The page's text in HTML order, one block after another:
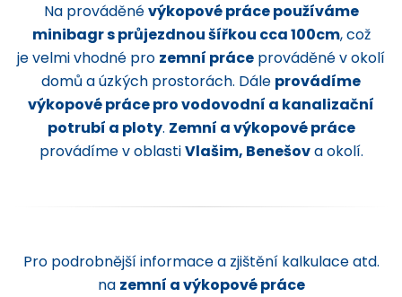
Na prováděnévýkopové práce používáme
minibagr s průjezdnou šířkou cca 100cm, což
je velmi vhodné pro zemní práce prováděné v okolí
domů a úzkých prostorách. Dále provádíme
výkopové práce pro vodovodní a kanalizační
potrubí a ploty. Zemní a výkopové práce
provádíme v oblastiVlašim, Benešova okolí.
Pro podrobnější informace a zjištění kalkulace atd.
na zemní a výkopové práce